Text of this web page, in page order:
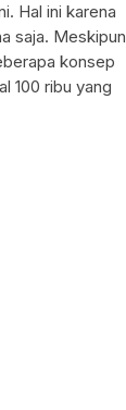
Hal ini karena
saja. Meskipun
konsep
100 ribu yang